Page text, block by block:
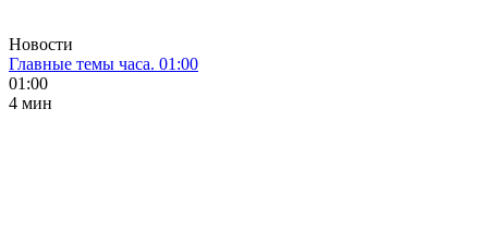
Новости
Главные темы часа. 01:00
01:00
4 мин